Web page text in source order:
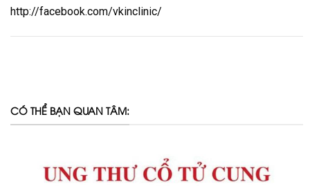
http://facebook.com/vkinclinic/
CÓ THỂ BẠN QUAN TÂM: